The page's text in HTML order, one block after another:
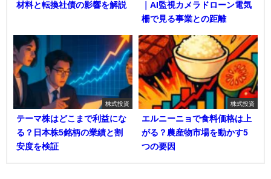
材料と転換社債の影響を解説
｜AI監視カメラドローン電気
柵で見る事業との距離
株式投資
テーマ株はどこまで利益にな
る？日本株5銘柄の業績と割
安度を検証
株式投資
エルニーニョで食料価格は上
がる？農産物市場を動かす5
つの要因